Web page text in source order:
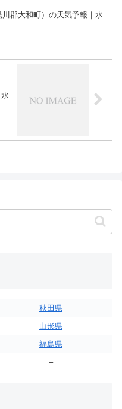
川郡大和町）の天気予報｜水
秋田県
山形県
福島県
–